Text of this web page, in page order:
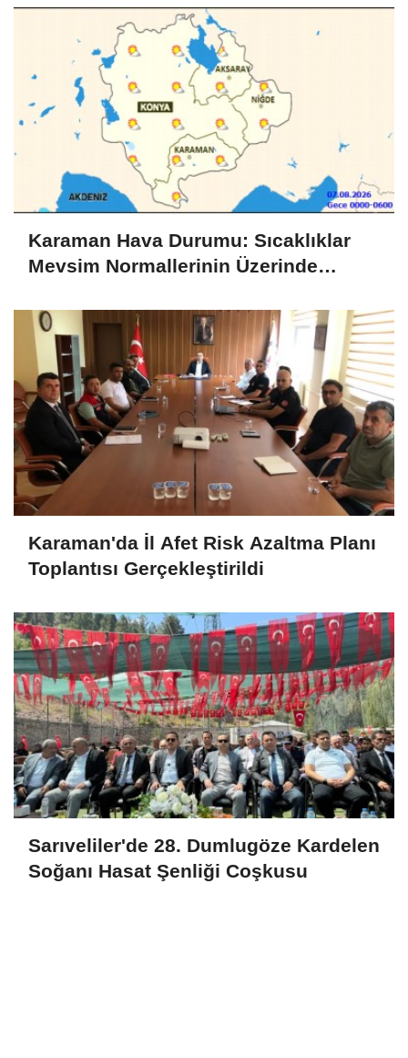
Karaman Hava Durumu: Sıcaklıklar
Mevsim Normallerinin Üzerinde
Karaman'da İl Afet Risk Azaltma Planı
Toplantısı Gerçekleştirildi
Sarıveliler'de 28. Dumlugöze Kardelen
Soğanı Hasat Şenliği Coşkusu